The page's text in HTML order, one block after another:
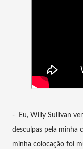
- Eu, Willy Sullivan
desculpas pela minha
minha colocação foi